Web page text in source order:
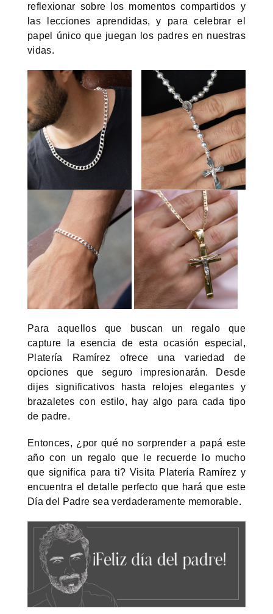
reflexionar sobre los momentos compartidos y
las lecciones aprendidas, y para celebrar el
papel único que juegan los padres en nuestras
vidas.
Para aquellos que buscan un regalo que
capture la esencia de esta ocasión especial,
Platería Ramírez ofrece una variedad de
opciones que seguro impresionarán. Desde
dijes significativos hasta relojes elegantes y
brazaletes con estilo, hay algo para cada tipo
de padre.
Entonces, ¿por qué no sorprender a papá este
año con un regalo que le recuerde lo mucho
que significa para ti? Visita Platería Ramírez y
encuentra el detalle perfecto que hará que este
Día del Padre sea verdaderamente memorable.